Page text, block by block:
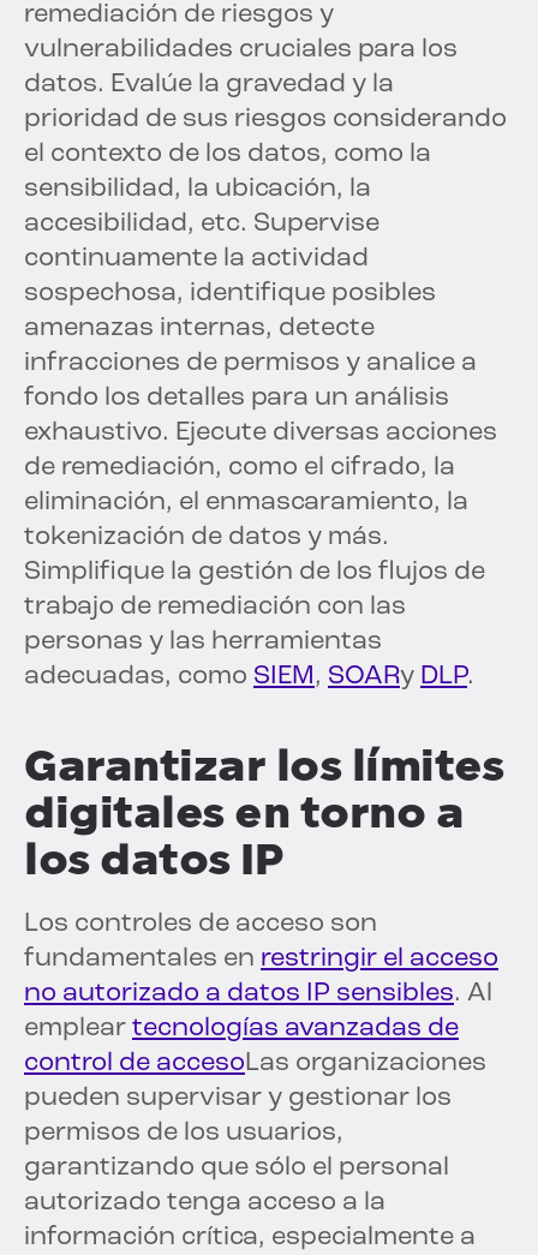
remediación de riesgos y
vulnerabilidades cruciales para los
datos. Evalúe la gravedad y la
prioridad de sus riesgos considerando
el contexto de los datos, como la
sensibilidad, la ubicación, la
accesibilidad, etc. Supervise
continuamente la actividad
sospechosa, identifique posibles
amenazas internas, detecte
infracciones de permisos y analice a
fondo los detalles para un análisis
exhaustivo. Ejecute diversas acciones
de remediación, como el cifrado, la
eliminación, el enmascaramiento, la
tokenización de datos y más.
Simplifique la gestión de los flujos de
trabajo de remediación con las
personas y las herramientas
adecuadas, como SIEM, SOARy DLP.
Garantizar los límites
digitales en torno a
los datos IP
Los controles de acceso son
fundamentales en restringir el acceso
no autorizado a datos IP sensibles. Al
emplear tecnologías avanzadas de
control de accesoLas organizaciones
pueden supervisar y gestionar los
permisos de los usuarios,
garantizando que sólo el personal
autorizado tenga acceso a la
información crítica, especialmente a